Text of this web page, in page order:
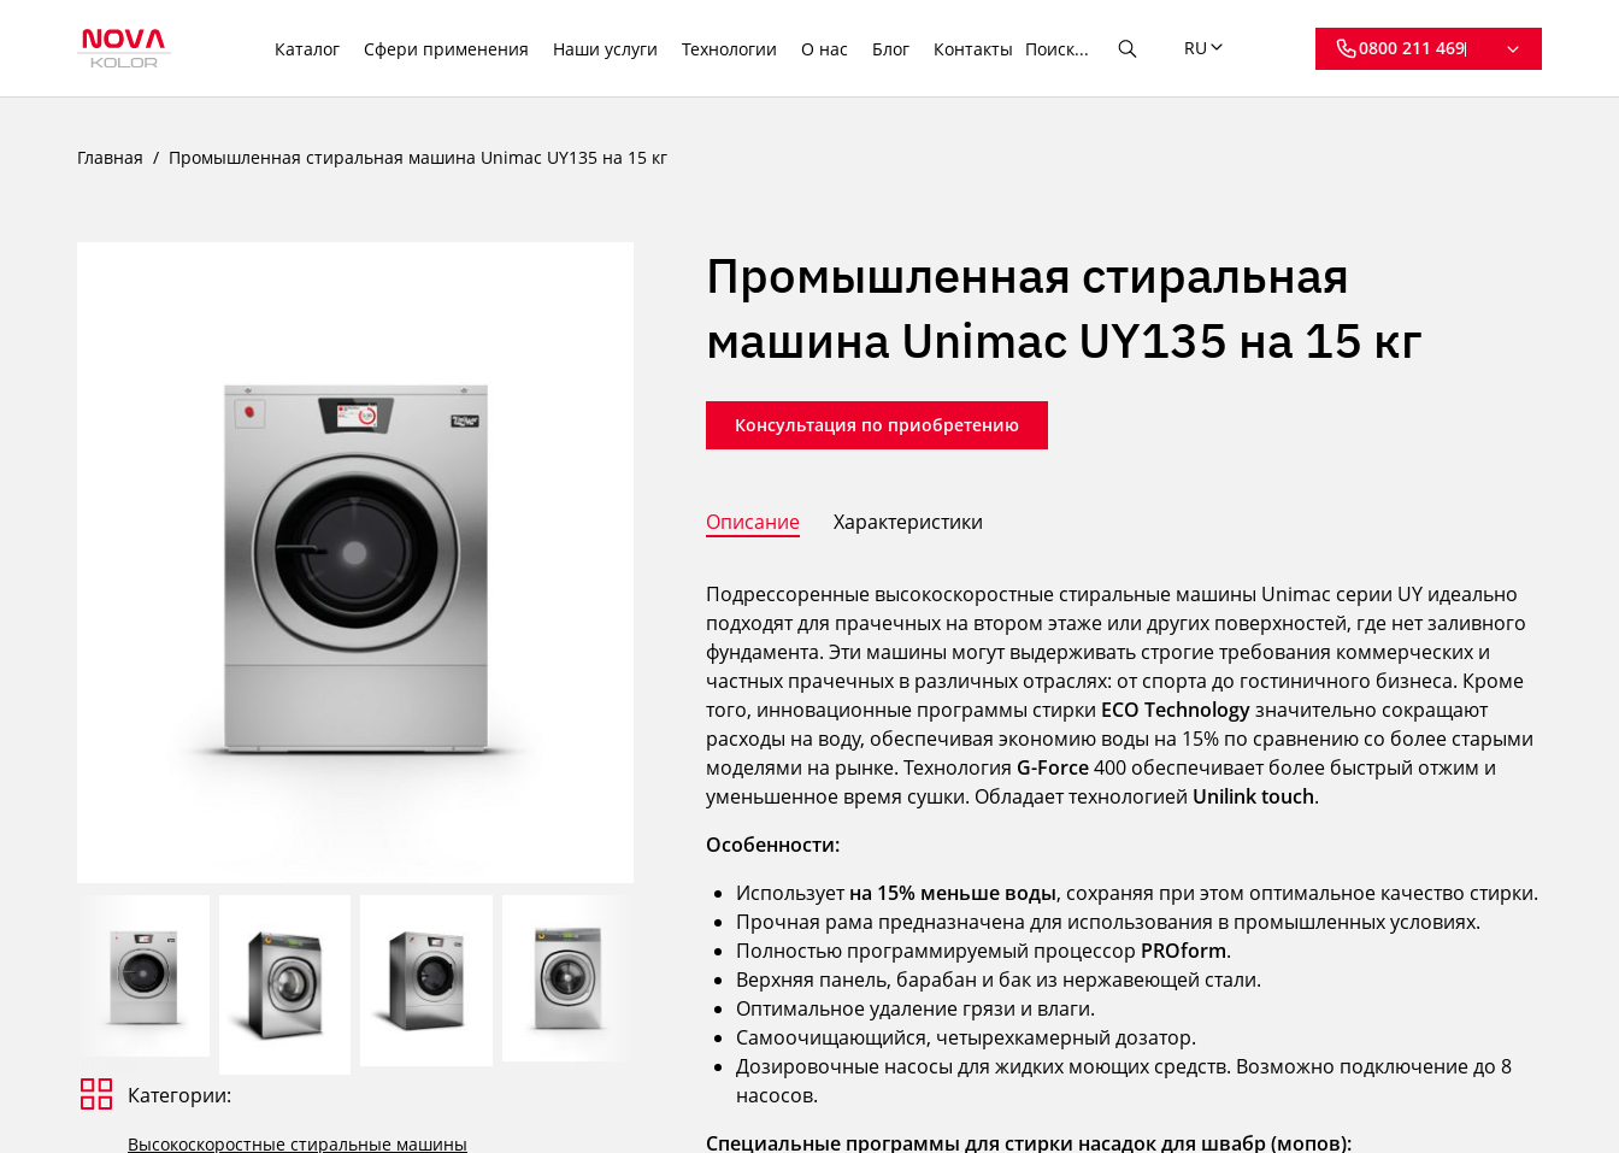
Каталог Сфери применения Наши услуги Технологии О нас Блог Контакты RU 0800 211 469
Главная Промышленная стиральная машина Unimac UY135 на 15 кг
Категории:
Высокоскоростные стиральные машины
Промышленная стиральная
машина Unimac UY135 на 15 кг
Консультация по приобретению
Описание Характеристики
Подрессоренные высокоскоростные стиральные машины Unimac серии UY идеально
подходят для прачечных на втором этаже или других поверхностей, где нет заливного
фундамента. Эти машины могут выдерживать строгие требования коммерческих и
частных прачечных в различных отраслях: от спорта до гостиничного бизнеса. Кроме
того, инновационные программы стирки ECO Technologyзначительно сокращают
расходы на воду, обеспечивая экономию воды на 15% по сравнению со более старыми
моделями на рынке. Технология G-Force400 обеспечивает более быстрый отжим и
уменьшенное время сушки. Обладает технологией Unilink touch.
Особенности:
Используетна 15% меньше воды, сохраняя при этом оптимальное качество стирки.
Прочная рама предназначена для использования в промышленных условиях.
Полностью программируемый процессор PROform.
Верхняя панель, барабан и бак из нержавеющей стали.
Оптимальное удаление грязи и влаги.
Самоочищающийся, четырехкамерный дозатор.
Дозировочные насосы для жидких моющих средств. Возможно подключение до 8
насосов.
Специальные программы для стирки насадок для швабр (мопов):